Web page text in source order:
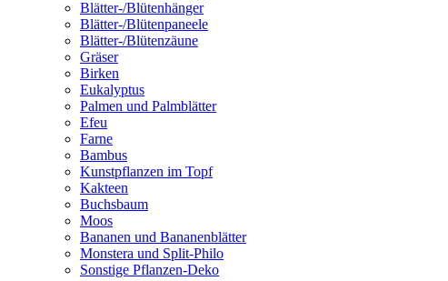
Blätter-/Blütenhänger
Blätter-/Blütenpaneele
Blätter-/Blütenzäune
Gräser
Birken
Eukalyptus
Palmen und Palmblätter
Efeu
Farne
Bambus
Kunstpflanzen im Topf
Kakteen
Buchsbaum
Moos
Bananen und Bananenblätter
Monstera und Split-Philo
Sonstige Pflanzen-Deko